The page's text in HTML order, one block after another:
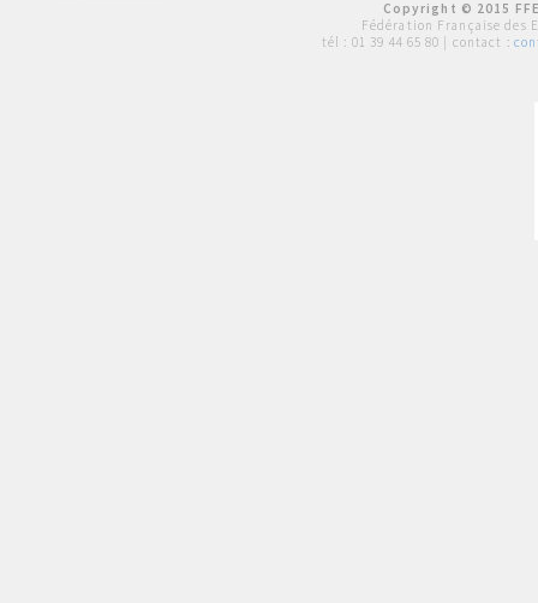
Copyright © 2015
Fédération Française des
tél : 01 39 44 65 80 | contact :